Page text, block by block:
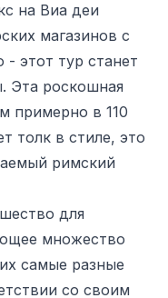
на Виа деи
магазинов с
этот тур станет
Эта роскошная
примерно в 110
толк в стиле, это
римский
для
множество
самые разные
со своим